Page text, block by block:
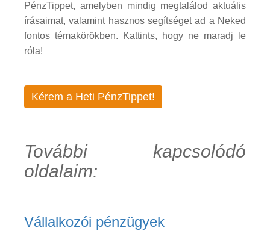
PénzTippet, amelyben mindig megtalálod aktuális
írásaimat, valamint hasznos segítséget ad a Neked
fontos témakörökben. Kattints, hogy ne maradj le
róla!
Kérem a Heti PénzTippet!
További kapcsolódó
oldalaim:
Vállalkozói pénzügyek